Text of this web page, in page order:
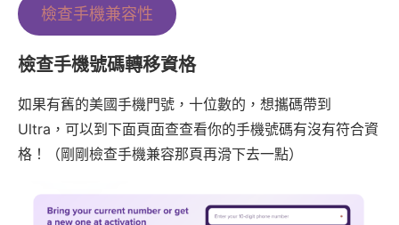
檢查手機兼容性
檢查手機號碼轉移資格
如果有舊的美國手機門號，十位數的，想攜碼帶到
Ultra，可以到下面頁面查查看你的手機號碼有沒有符合資
格！（剛剛檢查手機兼容那頁再滑下去一點）